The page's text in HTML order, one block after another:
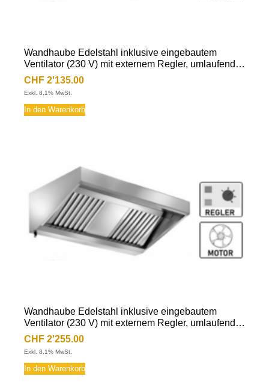
Wandhaube Edelstahl inklusive eingebautem
Ventilator (230 V) mit externem Regler, umlaufende
Fettauffangrinne, herausnehmbare
Flammschutzfilter Typ-B, Beleuchtung mit
Leuchtstoffröhre, Fettablassventil
CHF 2'135.00
Exkl. 8,1% MwSt.
In den Warenkorb
Wandhaube Edelstahl inklusive eingebautem
Ventilator (230 V) mit externem Regler, umlaufende
Fettauffangrinne, herausnehmbare
Flammschutzfilter Typ-B, Beleuchtung mit
Leuchtstoffröhre, Fettablassventil
CHF 2'255.00
Exkl. 8,1% MwSt.
In den Warenkorb